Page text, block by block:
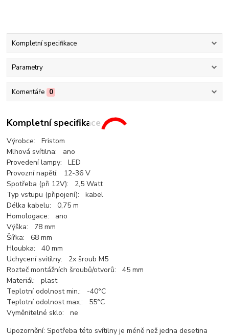
Kompletní specifikace
Parametry
Komentáře 0
Kompletní specifikace
Výrobce: Fristom
Mlhová svítilna: ano
Provedení lampy: LED
Provozní napětí: 12-36 V
Spotřeba (při 12V): 2,5 Watt
Typ vstupu (připojení): kabel
Délka kabelu: 0,75 m
Homologace: ano
Výška: 78 mm
Šířka: 68 mm
Hloubka: 40 mm
Uchycení svítilny: 2x šroub M5
Rozteč montážních šroubů/otvorů: 45 mm
Materiál: plast
Teplotní odolnost min.: -40°C
Teplotní odolnost max.: 55°C
Vyměnitelné sklo: ne
Upozornění: Spotřeba této svítilny je méně než jedna desetina